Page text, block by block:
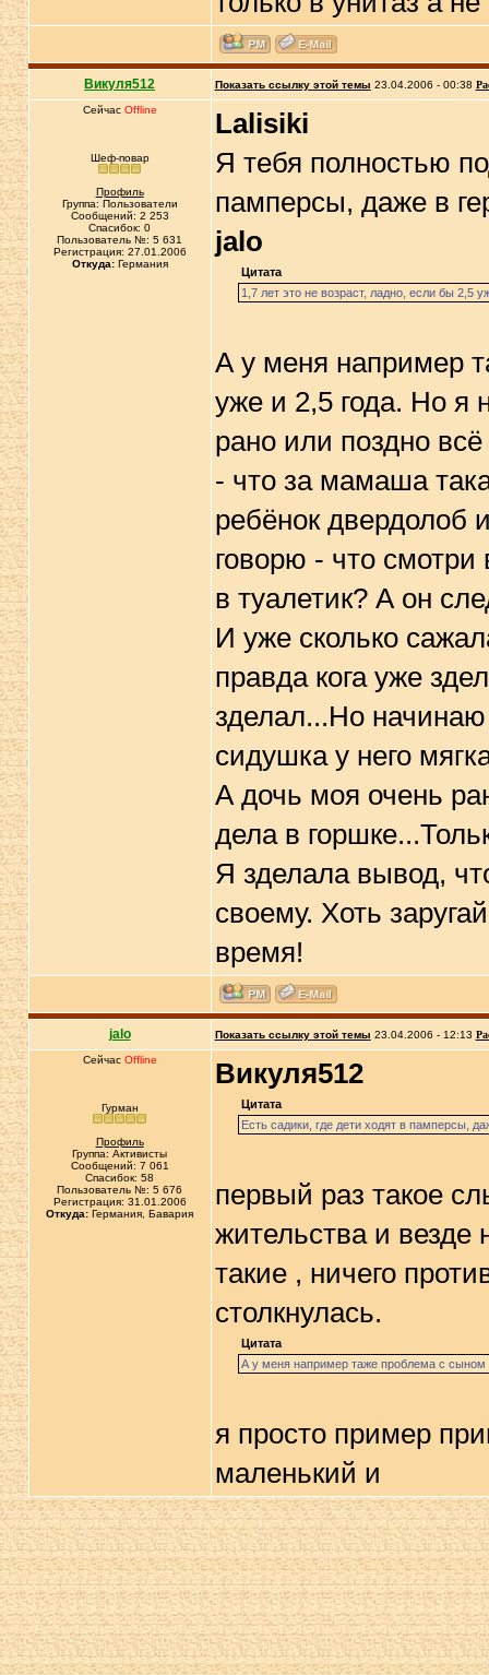
Викуля512 Показать ссылку этой темы 23.04.2006 - 00:38
Сейчас Offline
Шеф-повар
Профиль
Группа: Пользователи
Сообщений: 2 253
Спасибок: 0
Пользователь №: 5 631
Регистрация: 27.01.2006
Откуда:Германия
Lalisiki
Я тебя полностью
памперсы, даже в
jalo
Цитата
1,7 лет это не возраст, ладно, если бы 2,5
А у меня например
уже и 2,5 года. Но я
рано или поздно
- что за мамаша
ребёнок двердолоб
говорю - что
в туалетик? А он
И уже сколько
правда кога уже
зделал...Но начинаю
сидушка у него
А дочь моя очень
дела в
Я зделала вывод,
своему. Хоть
время!
jalo Показать ссылку этой темы 23.04.2006 - 12:13
Сейчас Offline
Гурман
Профиль
Группа: Активисты
Сообщений: 7 061
Спасибок: 58
Пользователь №: 5 676
Регистрация: 31.01.2006
Откуда: Германия, Бавария
Викуля512
Цитата
Есть садики, где дети ходят в памперсы,
первый раз такое
жительства и
такие , ничего
столкнулась.
Цитата
А у меня например таже проблема с сыном
я просто пример
маленький и